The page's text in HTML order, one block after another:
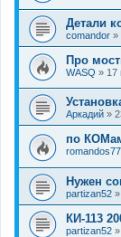
Детали
comandor »
Про
WASQ » 17
Аркадий »
по
romandos77
Нужен
partizan52 »
КИ-113
partizan52 »